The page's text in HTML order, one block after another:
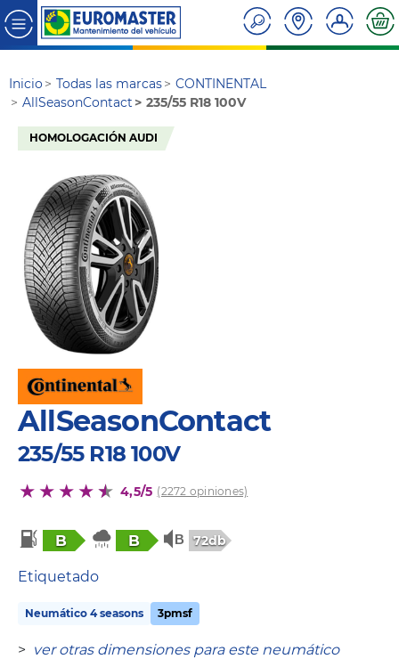
Inicio Todas las marcas
CONTINENTAL
AllSeasonContact
235/55 R18 100V
HOMOLOGACIÓN AUDI
AllSeasonContact
235/55 R18 100V
4,5/5 (2272 opiniones)
B B 72db
Etiquetado
Neumático 4 seasons 3pmsf
> ver otras dimensiones para este neumático